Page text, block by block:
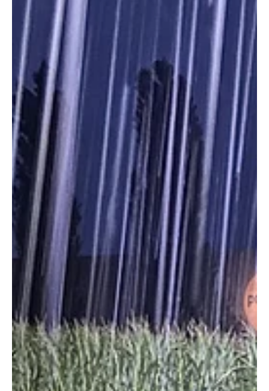
ereigneten sich zahlreiche Verkehrsunfälle, wobei es
mehrheitlich bei Blechschaden blieb. Kapo AG / Pascal
Wenzel Originalaufnahme des Unfalls zwischen Seon und
Hallwil. Bild: Kapo AG. Am Samstag, 10. Januar 2026,
erreichten die Kantonale Notrufzentrale zahlreiche
Unfallmeldungen. Während der Schneefall anhielt, wurden die
Strassenverhältnisse zunehmend prekär u